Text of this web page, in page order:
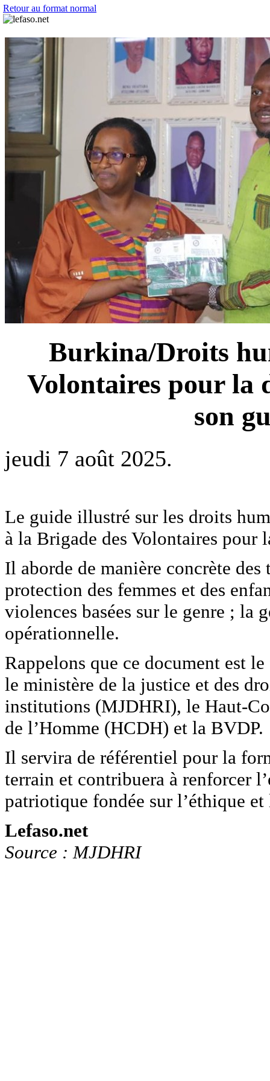
Retour au format normal
Burkina/Droits
Volontaires pour la
son
jeudi 7 août 2025.
Le guide illustré sur les droits
à la Brigade des Volontaires pour
Il aborde de manière concrète
protection des femmes et des
violences basées sur le genre ; la
opérationnelle.
Rappelons que ce document est
le ministère de la justice et des
institutions (MJDHRI), le Haut-
de l’Homme (HCDH) et la BVDP.
Il servira de référentiel pour la
terrain et contribuera à renforcer
patriotique fondée sur l’éthique
Lefaso.net
Source : MJDHRI